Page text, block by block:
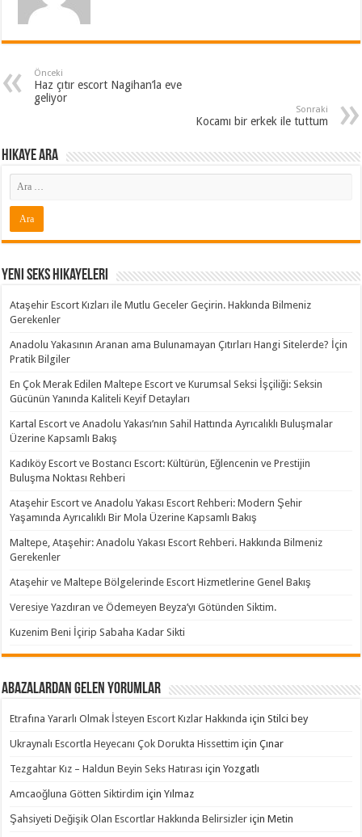
Önceki
Haz çıtır escort Nagihan’la eve
geliyor
Sonraki
Kocamı bir erkek ile tuttum
Hikaye ARA
Yeni Seks Hikayeleri
Ataşehir Escort Kızları ile Mutlu Geceler Geçirin. Hakkında Bilmeniz
Gerekenler
Anadolu Yakasının Aranan ama Bulunamayan Çıtırları Hangi Sitelerde? İçin
Pratik Bilgiler
En Çok Merak Edilen Maltepe Escort ve Kurumsal Seksi İşçiliği: Seksin
Gücünün Yanında Kaliteli Keyif Detayları
Kartal Escort ve Anadolu Yakası’nın Sahil Hattında Ayrıcalıklı Buluşmalar
Üzerine Kapsamlı Bakış
Kadıköy Escort ve Bostancı Escort: Kültürün, Eğlencenin ve Prestijin
Buluşma Noktası Rehberi
Ataşehir Escort ve Anadolu Yakası Escort Rehberi: Modern Şehir
Yaşamında Ayrıcalıklı Bir Mola Üzerine Kapsamlı Bakış
Maltepe, Ataşehir: Anadolu Yakası Escort Rehberi. Hakkında Bilmeniz
Gerekenler
Ataşehir ve Maltepe Bölgelerinde Escort Hizmetlerine Genel Bakış
Veresiye Yazdıran ve Ödemeyen Beyza’yı Götünden Siktim.
Kuzenim Beni İçirip Sabaha Kadar Sikti
Abazalardan Gelen Yorumlar
Etrafına Yararlı Olmak İsteyen Escort Kızlar Hakkında içinStilci bey
Ukraynalı Escortla Heyecanı Çok Dorukta Hissettim içinÇınar
Tezgahtar Kız – Haldun Beyin Seks Hatırası içinYozgatlı
Amcaoğluna Götten Siktirdim içinYılmaz
Şahsiyeti Değişik Olan Escortlar Hakkında Belirsizler içinMetin